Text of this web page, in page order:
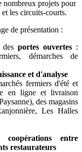
nombreux projets pour
les circuits-courts.
de présentation :
portes ouvertes :
démarches de
et d'analyse
fermiers d'été et
en ligne et livraison
des magasins
Les Halles
coopérations entre
restaurateurs